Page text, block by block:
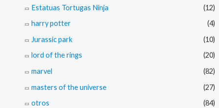
Estatuas Tortugas Ninja
(12)
harry potter
(4)
Jurassic park
(10)
lord of the rings
(20)
marvel
(82)
masters of the universe
(27)
otros
(84)